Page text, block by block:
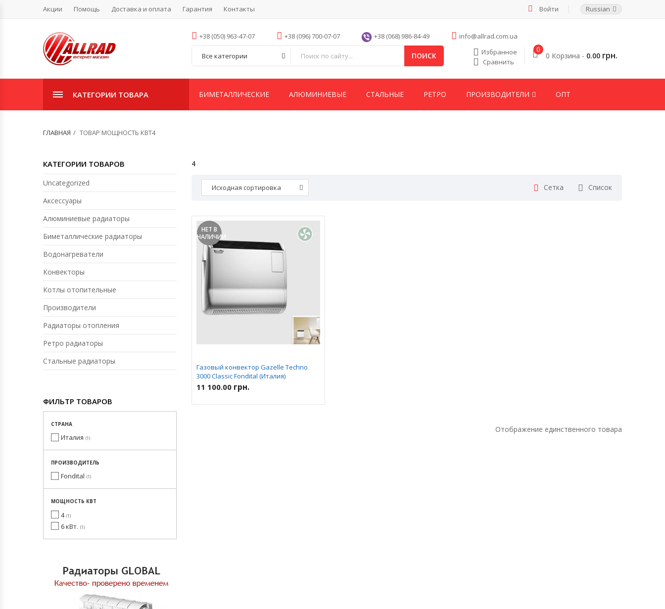
Акции Помощь Доставка и оплата Гарантия Контакты Войти Russian
+38 (050) 963-47-07 +38 (096) 700-07-07 +38 (068) 986-84-49 info@allrad.com.ua
Все категории ПОИСК
0
0 Корзина - 0.00 грн.
Избранное
Сравнить
КАТЕГОРИИ ТОВАРА БИМЕТАЛЛИЧЕСКИЕ АЛЮМИНИЕВЫЕ СТАЛЬНЫЕ РЕТРО ПРОИЗВОДИТЕЛИ ОПТ
ГЛАВНАЯ ТОВАР МОЩНОСТЬ КВТ4
4
Исходная сортировка Сетка Список
НЕТ В
НАЛИЧИИ
Газовый конвектор Gazelle Techno
3000 Classic Fondital (Италия)
11 100.00 грн.
Отображение единственного товара
КАТЕГОРИИ ТОВАРОВ
Uncategorized
Аксессуары
Алюминиевые радиаторы
Биметаллические радиаторы
Водонагреватели
Конвекторы
Котлы отопительные
Производители
Радиаторы отопления
Ретро радиаторы
Стальные радиаторы
ФИЛЬТР ТОВАРОВ
СТРАНА
Италия 1
ПРОИЗВОДИТЕЛЬ
Fondital 1
МОЩНОСТЬ КВТ
4 1
6 кВт. 1